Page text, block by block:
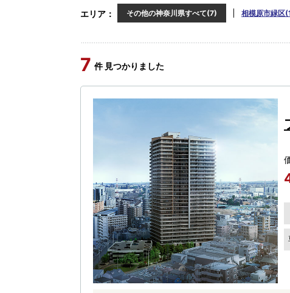
エリア その他の神奈川県すべて(7) 相模原市緑区
7 件 見つかりました